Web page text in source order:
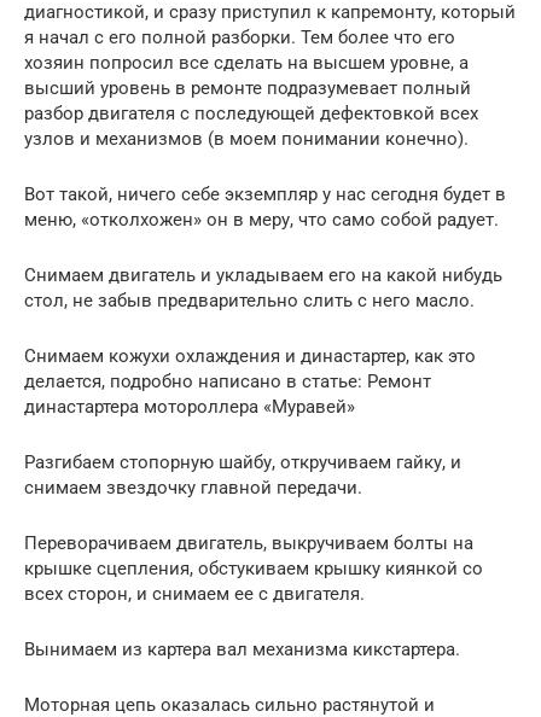
диагностикой, и сразу приступил к капремонту, который
я начал с его полной разборки. Тем более что его
хозяин попросил все сделать на высшем уровне, а
высший уровень в ремонте подразумевает полный
разбор двигателя с последующей дефектовкой всех
узлов и механизмов (в моем понимании конечно).
Вот такой, ничего себе экземпляр у нас сегодня будет в
меню, «отколхожен» он в меру, что само собой радует.
Снимаем двигатель и укладываем его на какой нибудь
стол, не забыв предварительно слить с него масло.
Снимаем кожухи охлаждения и династартер, как это
делается, подробно написано в статье: Ремонт
династартера мотороллера «Муравей»
Разгибаем стопорную шайбу, откручиваем гайку, и
снимаем звездочку главной передачи.
Переворачиваем двигатель, выкручиваем болты на
крышке сцепления, обстукиваем крышку киянкой со
всех сторон, и снимаем ее с двигателя.
Вынимаем из картера вал механизма кикстартера.
Моторная цепь оказалась сильно растянутой и